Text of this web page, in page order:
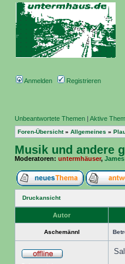
Anmelden Registrieren
Unbeantwortete Themen | Aktive
Foren-Übersicht» Allgemeines »
Musik und andere
Moderatoren: untermhäuser,
Druckansicht
Autor
Aschemännl